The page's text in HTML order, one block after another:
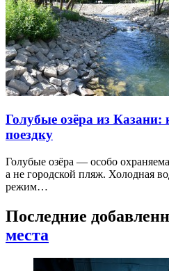
Голубые озёра из Казани:
поездку
Голубые озёра — особо
а не городской пляж. Холодная
режим…
Последние
места